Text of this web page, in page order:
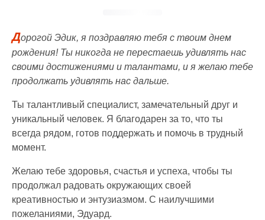
Дорогой Эдик, я поздравляю тебя с твоим днем
рождения! Ты никогда не перестаешь удивлять нас
своими достижениями и талантами, и я желаю тебе
продолжать удивлять нас дальше.
Ты талантливый специалист, замечательный друг и
уникальный человек. Я благодарен за то, что ты
всегда рядом, готов поддержать и помочь в трудный
момент.
Желаю тебе здоровья, счастья и успеха, чтобы ты
продолжал радовать окружающих своей
креативностью и энтузиазмом. С наилучшими
пожеланиями, Эдуард.